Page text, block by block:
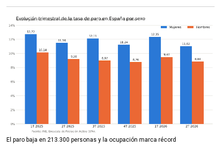
El paro baja en 213.300 personas y la ocupación marca récord